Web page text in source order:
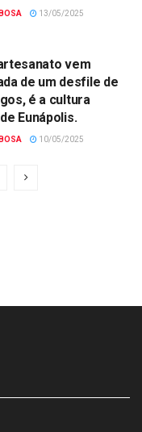
13/05/2025
vem
de um desfile de
é a cultura
Eunápolis.
10/05/2025